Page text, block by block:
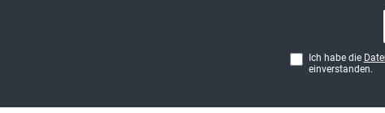
Ich habe die
einverstanden.